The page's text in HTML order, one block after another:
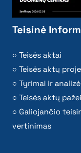
Teisinė
Teisės aktai
Teisės aktų
Tyrimai ir
Teisės aktų
Galiojančio
vertinimas